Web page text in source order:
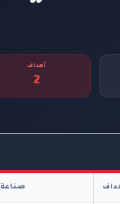
أهداف
2
صناعة